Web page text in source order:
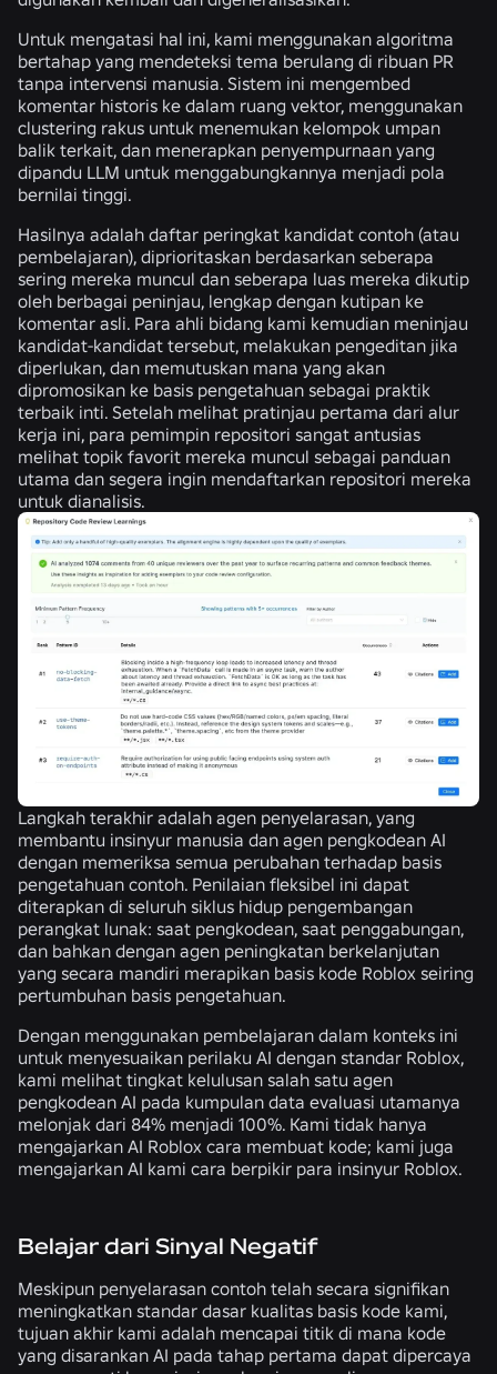
Untuk mengatasi hal ini, kami menggunakan algoritma
bertahap yang mendeteksi tema berulang di ribuan PR
tanpa intervensi manusia. Sistem ini mengembed
komentar historis ke dalam ruang vektor, menggunakan
clustering rakus untuk menemukan kelompok umpan
balik terkait, dan menerapkan penyempurnaan yang
dipandu LLM untuk menggabungkannya menjadi pola
bernilai tinggi.
Hasilnya adalah daftar peringkat kandidat contoh (atau
pembelajaran), diprioritaskan berdasarkan seberapa
sering mereka muncul dan seberapa luas mereka dikutip
oleh berbagai peninjau, lengkap dengan kutipan ke
komentar asli. Para ahli bidang kami kemudian meninjau
kandidat-kandidat tersebut, melakukan pengeditan jika
diperlukan, dan memutuskan mana yang akan
dipromosikan ke basis pengetahuan sebagai praktik
terbaik inti. Setelah melihat pratinjau pertama dari alur
kerja ini, para pemimpin repositori sangat antusias
melihat topik favorit mereka muncul sebagai panduan
utama dan segera ingin mendaftarkan repositori mereka
untuk dianalisis.
Langkah terakhir adalah agen penyelarasan, yang
membantu insinyur manusia dan agen pengkodean AI
dengan memeriksa semua perubahan terhadap basis
pengetahuan contoh. Penilaian fleksibel ini dapat
diterapkan di seluruh siklus hidup pengembangan
perangkat lunak: saat pengkodean, saat penggabungan,
dan bahkan dengan agen peningkatan berkelanjutan
yang secara mandiri merapikan basis kode Roblox seiring
pertumbuhan basis pengetahuan.
Dengan menggunakan pembelajaran dalam konteks ini
untuk menyesuaikan perilaku AI dengan standar Roblox,
kami melihat tingkat kelulusan salah satu agen
pengkodean AI pada kumpulan data evaluasi utamanya
melonjak dari 84% menjadi 100%. Kami tidak hanya
mengajarkan AI Roblox cara membuat kode; kami juga
mengajarkan AI kami cara berpikir para insinyur Roblox.
Belajar dari Sinyal Negatif
Meskipun penyelarasan contoh telah secara signifikan
meningkatkan standar dasar kualitas basis kode kami,
tujuan akhir kami adalah mencapai titik di mana kode
yang disarankan AI pada tahap pertama dapat dipercaya